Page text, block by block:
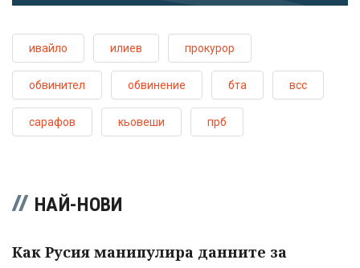
ивайло илиев прокурор
обвинител обвинение бта всс
сарафов кьовеши прб
НАЙ-НОВИ
Как Русия манипулира данните за